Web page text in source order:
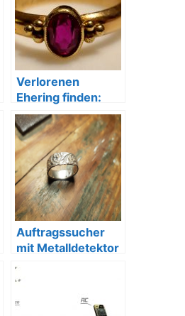
Verlorenen
Ehering finden:
Praktische Tipps
und Schritte
Auftragssucher
mit Metalldetektor